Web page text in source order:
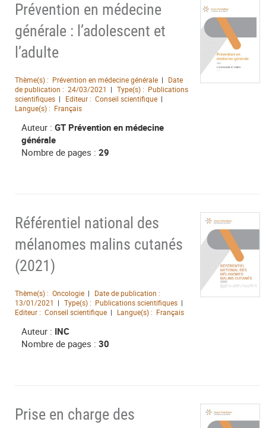
Prévention en médecine
générale : l’adolescent et
l’adulte
Thème(s) : Prévention en médecine générale
Date
de publication : 24/03/2021 Type(s) : Publications
scientifiques
Editeur : Conseil scientifique
Langue(s) : Français
Auteur : GT Prévention en médecine
générale
Nombre de pages : 29
Référentiel national des
mélanomes malins cutanés
(2021)
Thème(s) : Oncologie
Date de publication :
13/01/2021
Type(s) : Publications scientifiques
Editeur : Conseil scientifique Langue(s) : Français
Auteur : INC
Nombre de pages : 30
Prise en charge des